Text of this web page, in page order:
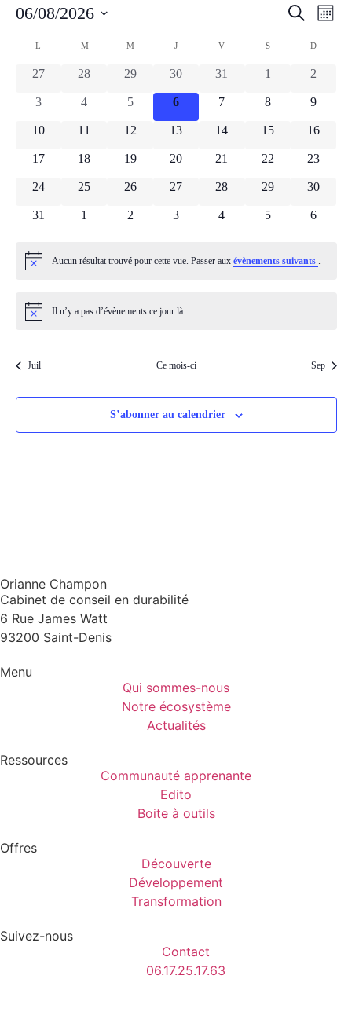
vues
Recherche
Mois
06/08/2026
Calendrier
de
Évènements
L M M J V S D
0 évènements
27 0 évènements
28 0 évènements
29 0 évènements
30 0 évènements
31 0 évènements
1 0
2
0 évènements
3 0 évènements
4 0 évènements
5 0 évènements
6 0 évènements
7 0 évènements
8 0
9
0 évènements
10 0 évènements
11 0 évènements
12 0 évènements
13 0 évènements
14 0 évènements
15 0
16
0 évènements
17 0 évènements
18 0 évènements
19 0 évènements
20 0 évènements
21 0 évènements
22 0
23
0 évènements
24 0 évènements
25 0 évènements
26 0 évènements
27 0 évènements
28 0 évènements
29 0
30
0 évènements
31 0 évènements
1 0 évènements
2 0 évènements
3 0 évènements
4 0 évènements
5 0
6
Notice Aucun résultat trouvé pour cette vue. Passer aux évènements suivants .
Notice Il n’y a pas d’évènements ce jour là.
Juil Ce mois-ci Sep
S’abonner au calendrier
Orianne Champon
Cabinet de conseil en durabilité
6 Rue James Watt
93200 Saint-Denis
Menu
Qui sommes-nous
Notre écosystème
Actualités
Ressources
Communauté apprenante
Edito
Boite à outils
Offres
Découverte
Développement
Transformation
Suivez-nous
Contact
06.17.25.17.63